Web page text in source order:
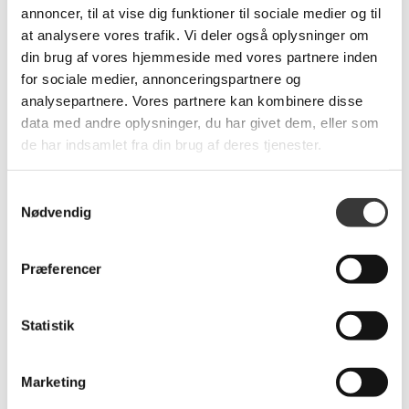
annoncer, til at vise dig funktioner til sociale medier og til
at analysere vores trafik. Vi deler også oplysninger om
din brug af vores hjemmeside med vores partnere inden
for sociale medier, annonceringspartnere og
analysepartnere. Vores partnere kan kombinere disse
data med andre oplysninger, du har givet dem, eller som
de har indsamlet fra din brug af deres tjenester.
Nødvendig
Præferencer
Statistik
Marketing
Dior Catwalk Prada Catwalk